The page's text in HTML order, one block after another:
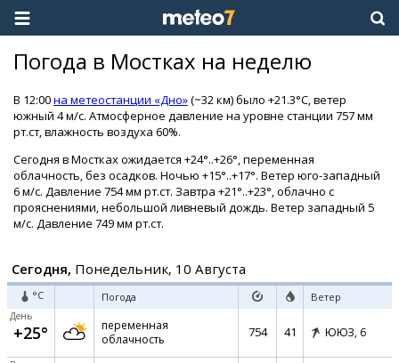
Погода в Мостках на неделю
В 12:00на метеостанции «Дно»(~32 км) было +21.3°C, ветер
южный 4 м/с. Атмосферное давление на уровне станции 757 мм
рт.ст, влажность воздуха 60%.
Сегодня в Мостках ожидается +24°..+26°, переменная
облачность, без осадков. Ночью +15°..+17°. Ветер юго-западный
6 м/с. Давление 754 мм рт.ст. Завтра +21°..+23°, облачно с
прояснениями, небольшой ливневый дождь. Ветер западный 5
м/с. Давление 749 мм рт.ст.
Сегодня, Понедельник, 10 Августа
°C Погода Ветер
День
+25°
переменная
облачность
754 41 ЮЮЗ, 6